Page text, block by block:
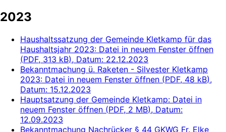
2023
Haushaltssatzung der Gemeinde Kletkamp für das
Haushaltsjahr 2023: Datei in neuem Fenster öffnen
(PDF, 313 kB), Datum: 22.12.2023
Bekanntmachung ü. Raketen - Silvester Kletkamp
2023: Datei in neuem Fenster öffnen (PDF, 48 kB),
Datum: 15.12.2023
Hauptsatzung der Gemeinde Kletkamp: Datei in
neuem Fenster öffnen (PDF, 2 MB), Datum:
12.09.2023
Bekanntmachung Nachrücker § 44 GKWG Fr. Elke